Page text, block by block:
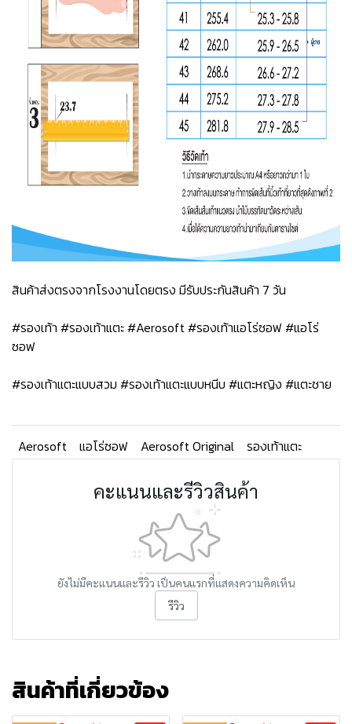
สินค้าส่งตรงจากโรงงานโดยตรง มีรับประกันสินค้า 7 วัน
#รองเท้า #รองเท้าแตะ #Aerosoft #รองเท้าแอโร่ซอฟ #แอโร่
ซอฟ
#รองเท้าแตะแบบสวม #รองเท้าแตะแบบหนีบ #แตะหญิง #แตะชาย
Aerosoft แอโร่ซอฟ Aerosoft Original รองเท้าแตะ
คะแนนและรีวิวสินค้า
ยังไม่มีคะแนนและรีวิว เป็นคนแรกที่แสดงความคิดเห็น
รีวิว
สินค้าที่เกี่ยวข้อง